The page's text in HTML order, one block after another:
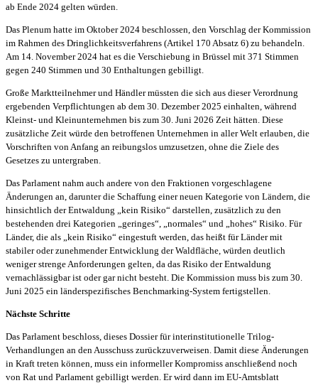
ab Ende 2024 gelten würden.
Das Plenum hatte im Oktober 2024 beschlossen, den Vorschlag der Kommission
im Rahmen des Dringlichkeitsverfahrens (Artikel 170 Absatz 6) zu behandeln.
Am 14. November 2024 hat es die Verschiebung in Brüssel mit 371 Stimmen
gegen 240 Stimmen und 30 Enthaltungen gebilligt.
Große Marktteilnehmer und Händler müssten die sich aus dieser Verordnung
ergebenden Verpflichtungen ab dem 30. Dezember 2025 einhalten, während
Kleinst- und Kleinunternehmen bis zum 30. Juni 2026 Zeit hätten. Diese
zusätzliche Zeit würde den betroffenen Unternehmen in aller Welt erlauben, die
Vorschriften von Anfang an reibungslos umzusetzen, ohne die Ziele des
Gesetzes zu untergraben.
Das Parlament nahm auch andere von den Fraktionen vorgeschlagene
Änderungen an, darunter die Schaffung einer neuen Kategorie von Ländern, die
hinsichtlich der Entwaldung „kein Risiko“ darstellen, zusätzlich zu den
bestehenden drei Kategorien „geringes“, „normales“ und „hohes“ Risiko. Für
Länder, die als „kein Risiko“ eingestuft werden, das heißt für Länder mit
stabiler oder zunehmender Entwicklung der Waldfläche, würden deutlich
weniger strenge Anforderungen gelten, da das Risiko der Entwaldung
vernachlässigbar ist oder gar nicht besteht. Die Kommission muss bis zum 30.
Juni 2025 ein länderspezifisches Benchmarking-System fertigstellen.
Nächste Schritte
Das Parlament beschloss, dieses Dossier für interinstitutionelle Trilog-
Verhandlungen an den Ausschuss zurückzuverweisen. Damit diese Änderungen
in Kraft treten können, muss ein informeller Kompromiss anschließend noch
von Rat und Parlament gebilligt werden. Er wird dann im EU-Amtsblatt